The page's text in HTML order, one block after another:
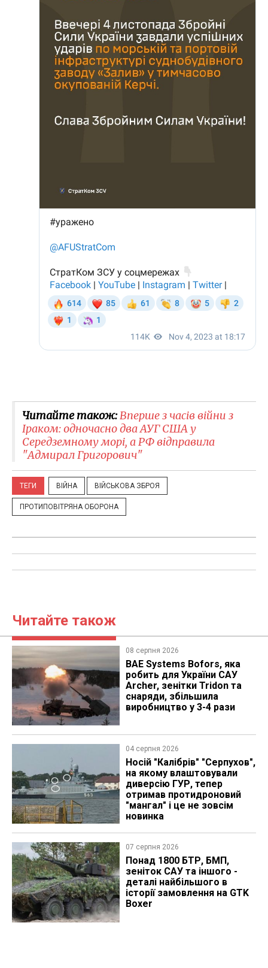
Читайте також:Вперше з часів війни з
Іраком: одночасно два АУГ США у
Середземному морі, а РФ відправила
"Адмирал Григорович"
ТЕГИ ВІЙНА ВІЙСЬКОВА ЗБРОЯ
ПРОТИПОВІТРЯНА ОБОРОНА
Читайте також
08 серпня 2026
BAE Systems Bofors, яка
робить для України САУ
Archer, зенітки Tridon та
снаряди, збільшила
виробництво у 3-4 рази
04 серпня 2026
Носій "Калібрів" "Серпухов",
на якому влаштовували
диверсію ГУР, тепер
отримав протидроновий
"мангал" і це не зовсім
новинка
07 серпня 2026
Понад 1800 БТР, БМП,
зеніток САУ та іншого -
деталі найбільшого в
історії замовлення на GTK
Boxer